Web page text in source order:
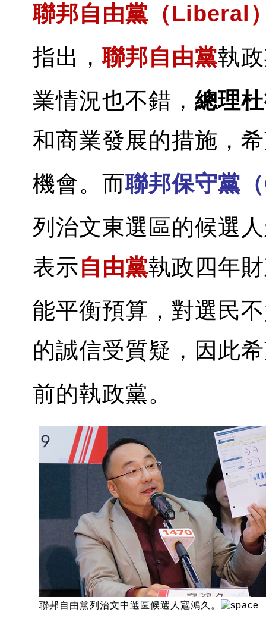
聯邦自由黨（Liberal
指出，聯邦自由黨執
業情況也不錯， 總理
和商業發展的措施，
機會。而聯邦保守黨
列治文東選區的候選人
表示自由黨執政四年
能平衡預算，對選民
的誠信受質疑，因此
前的執政黨。
聯邦自由黨列治文中選區候選人寇鴻久。